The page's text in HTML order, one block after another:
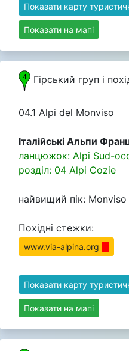
Показати карту
Показати на мапі
Гірський груп i
04.1 Alpi del Monviso
Італійські Альпи
ланцюжок: Alpi Sud-
розділ: 04 Alpi Cozie
найвищий пік: Monviso
Похідні стежки:
www.via-alpina.org
Показати карту
Показати на мапі